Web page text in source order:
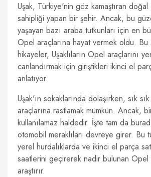
Uşak, Türkiye'nin göz kamaştıran
sahipliği yapan bir şehir. Ancak, bu
yaşayan bazı araba tutkunları için en
Opel araçlarına hayat vermek oldu. Bu
hikayeler, Uşaklıların Opel araçlarını
canlandırmak için giriştikleri ikinci el
anlatıyor.
Uşak'ın sokaklarında dolaşırken, sık
araçlarına rastlamak mümkün. Ancak,
kullanılamaz haldedir. İşte tam da
otomobil meraklıları devreye girer. Bu
yerel hurdalıklarda ve ikinci el parça
saatlerini geçirerek nadir bulunan Opel
araştırır.